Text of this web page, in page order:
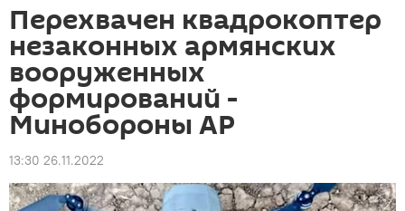
Перехвачен квадрокоптер
незаконных армянских
вооруженных
формирований -
Минобороны АР
13:30 26.11.2022